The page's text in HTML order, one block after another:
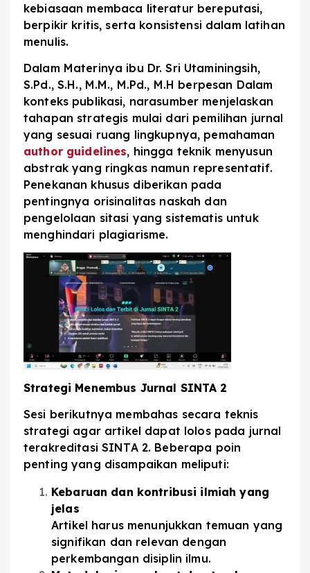
kebiasaan membaca literatur bereputasi,
berpikir kritis, serta konsistensi dalam latihan
menulis.
Dalam Materinya ibu Dr. Sri Utaminingsih,
S.Pd., S.H., M.M., M.Pd., M.H berpesan Dalam
konteks publikasi, narasumber menjelaskan
tahapan strategis mulai dari pemilihan jurnal
yang sesuai ruang lingkupnya, pemahaman
author guidelines, hingga teknik menyusun
abstrak yang ringkas namun representatif.
Penekanan khusus diberikan pada
pentingnya orisinalitas naskah dan
pengelolaan sitasi yang sistematis untuk
menghindari plagiarisme.
Strategi Menembus Jurnal SINTA 2
Sesi berikutnya membahas secara teknis
strategi agar artikel dapat lolos pada jurnal
terakreditasi SINTA 2. Beberapa poin
penting yang disampaikan meliputi:
Kebaruan dan kontribusi ilmiah yang
jelas
Artikel harus menunjukkan temuan yang
signifikan dan relevan dengan
perkembangan disiplin ilmu.